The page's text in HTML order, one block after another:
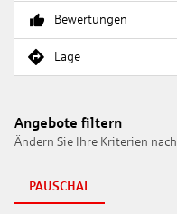
Bewertungen
Lage
Angebote filtern
Ändern Sie Ihre Kriterien
PAUSCHAL